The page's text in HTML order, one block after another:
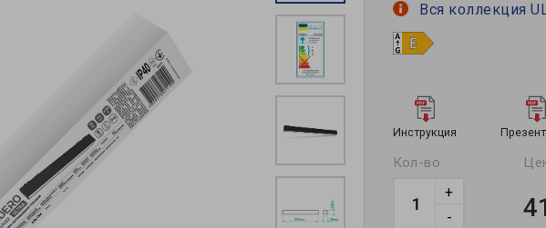
Вся коллекция
Инструкция
Кол-во
-
+